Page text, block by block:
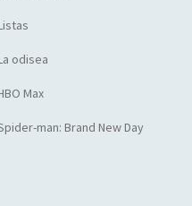
odisea
Max
man: Brand New Day